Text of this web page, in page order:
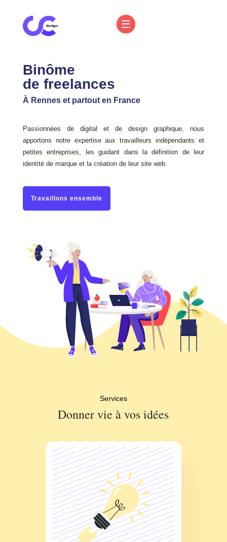
Binôme
de freelances
À Rennes et partout en France
Passionnées de digital et de design graphique, nous
apportons notre expertise auxtravailleurs indépendants et
petites entreprises, les guidant dans la définition de leur
identité de marque et la création de leur site web.
Travaillons ensemble
Services
Donner vie à vos idées